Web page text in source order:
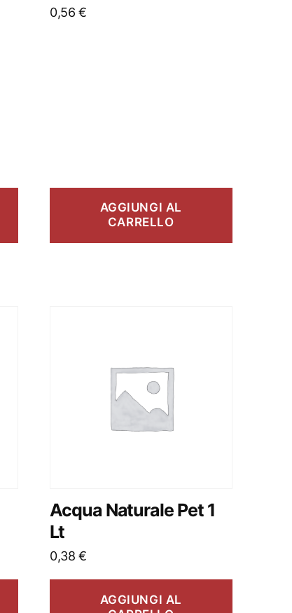
0,56€
AGGIUNGI AL
CARRELLO
Acqua Naturale Pet 1
Lt
0,38€
AGGIUNGI AL